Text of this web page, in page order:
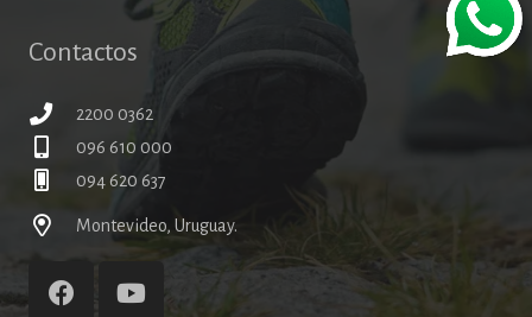
Contactos
2200 0362
096 610 000
094 620 637
Montevideo, Uruguay.